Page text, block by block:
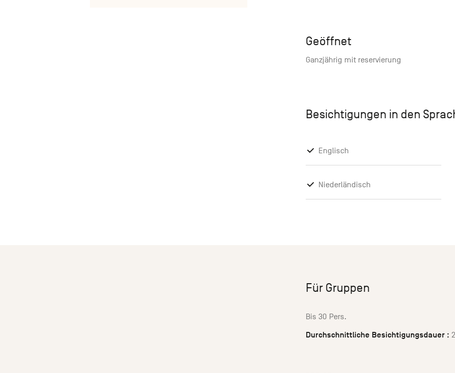
Geöffnet
Ganzjährig mit reservierung
Besichtigungen in den
Englisch
Niederländisch
Für Gruppen
Bis 30 Pers.
Durchschnittliche Besichtigungsdauer :